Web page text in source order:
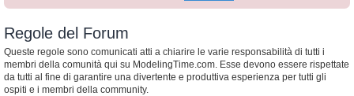
Regole del Forum
Queste regole sono comunicati atti a chiarire le varie responsabilità di tutti i
membri della comunità qui su ModelingTime.com. Esse devono essere rispettate
da tutti al fine di garantire una divertente e produttiva esperienza per tutti gli
ospiti e i membri della community.